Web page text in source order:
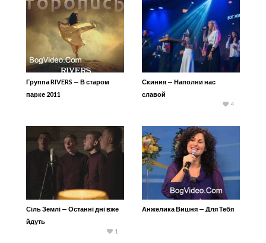
Группа RIVERS — В старом
парке 2011
Скиния — Наполни нас
славой
4
Сіль Землі — Останні дні вже
йдуть
1
Анжелика Вишня — Для Тебя